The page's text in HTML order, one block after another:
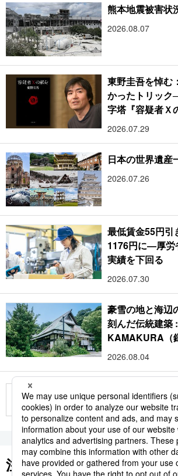
熊本地震被害状
2026.08.07
東野圭吾を悼む
かったトリック
字塔『容疑者Ｘ
2026.07.29
日本の世界遺産
2026.07.26
最低賃金55円引
1176円に―厚労
実績を下回る
2026.07.30
豪雪の地と海辺
刻んだ伝統建築
KAMAKURA（
2026.08.04
もっと見る
注目のキーワード